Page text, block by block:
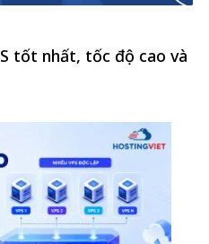
tốt nhất, tốc độ cao và